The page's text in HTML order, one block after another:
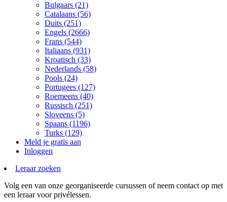
Bulgaars (21)
Catalaans (56)
Duits (251)
Engels (2666)
Frans (544)
Italiaans (931)
Kroatisch (33)
Nederlands (58)
Pools (24)
Portugees (127)
Roemeens (40)
Russisch (251)
Sloveens (5)
Spaans (1196)
Turks (129)
Meld je gratis aan
Inloggen
Leraar zoeken
Volg een van onze georganiseerde cursussen of neem contact op met
een leraar voor privélessen.